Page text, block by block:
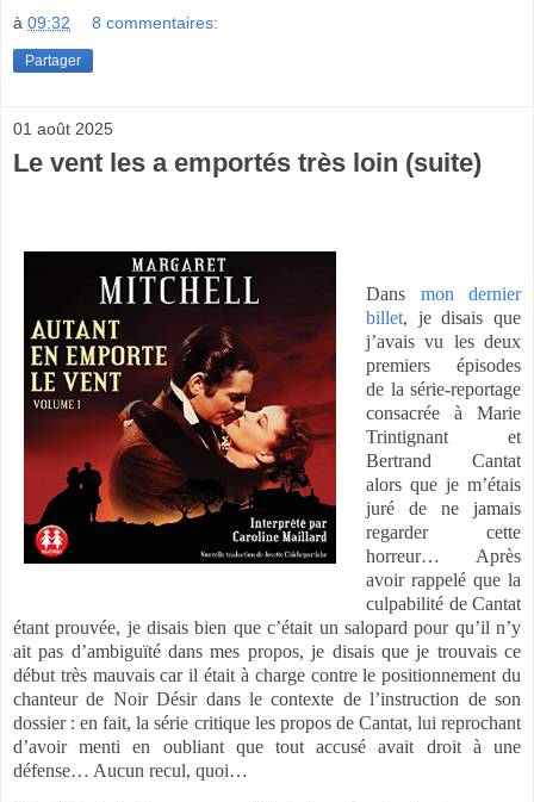
à 09:32 8 commentaires:
Partager
01 août 2025
Le vent les a emportés très loin (suite)
Dans mon dernier
billet, je disais que
j’avais vu les deux
premiers épisodes
de la série-reportage
consacrée à Marie
Trintignant et
Bertrand Cantat
alors que je m’étais
juré de ne jamais
regarder cette
horreur… Après
avoir rappelé que la
culpabilité de Cantat
étant prouvée, je disais bien que c’était un salopard pour qu’il n’y
ait pas d’ambiguïté dans mes propos, je disais que je trouvais ce
début très mauvais car il était à charge contre le positionnement du
chanteur de Noir Désir dans le contexte de l’instruction de son
dossier : en fait, la série critique les propos de Cantat, lui reprochant
d’avoir menti en oubliant que tout accusé avait droit à une
défense… Aucun recul, quoi…